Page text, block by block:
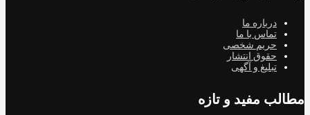
درباره ما
تماس با ما
حریم شخصی
حقوق انتشار
تبلیغ و آگهی
مطالب مفید و تازه